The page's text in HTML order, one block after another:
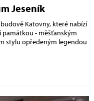
Jeseník
Katovny, které nabízí
- měšťanským
stylu opředeným legendou